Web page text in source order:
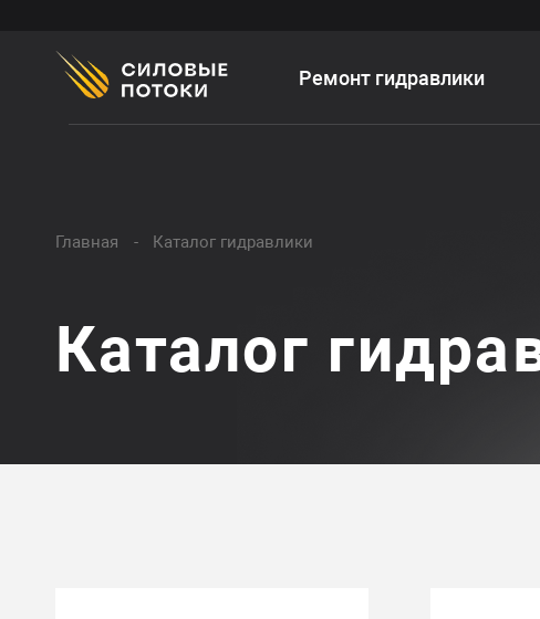
Ремонт гидравлики
Главная Каталог гидравлики
Каталог